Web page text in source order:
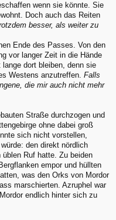
wenn sie könnte. Sie
Doch auch das Reiten
besser, als weiter zu
Ende des Passes. Von den
vor langer Zeit in die Hände
dort bleiben, denn sie
Westens anzutreffen. Falls
die mir auch nicht mehr
Straße durchzogen und
ohne dabei groß
sich nicht vorstellen,
den direkt nördlich
üblen Ruf hatte. Zu beiden
empor und hüllten
was den Orks von Mordor
marschierten. Azruphel war
endlich hinter sich zu